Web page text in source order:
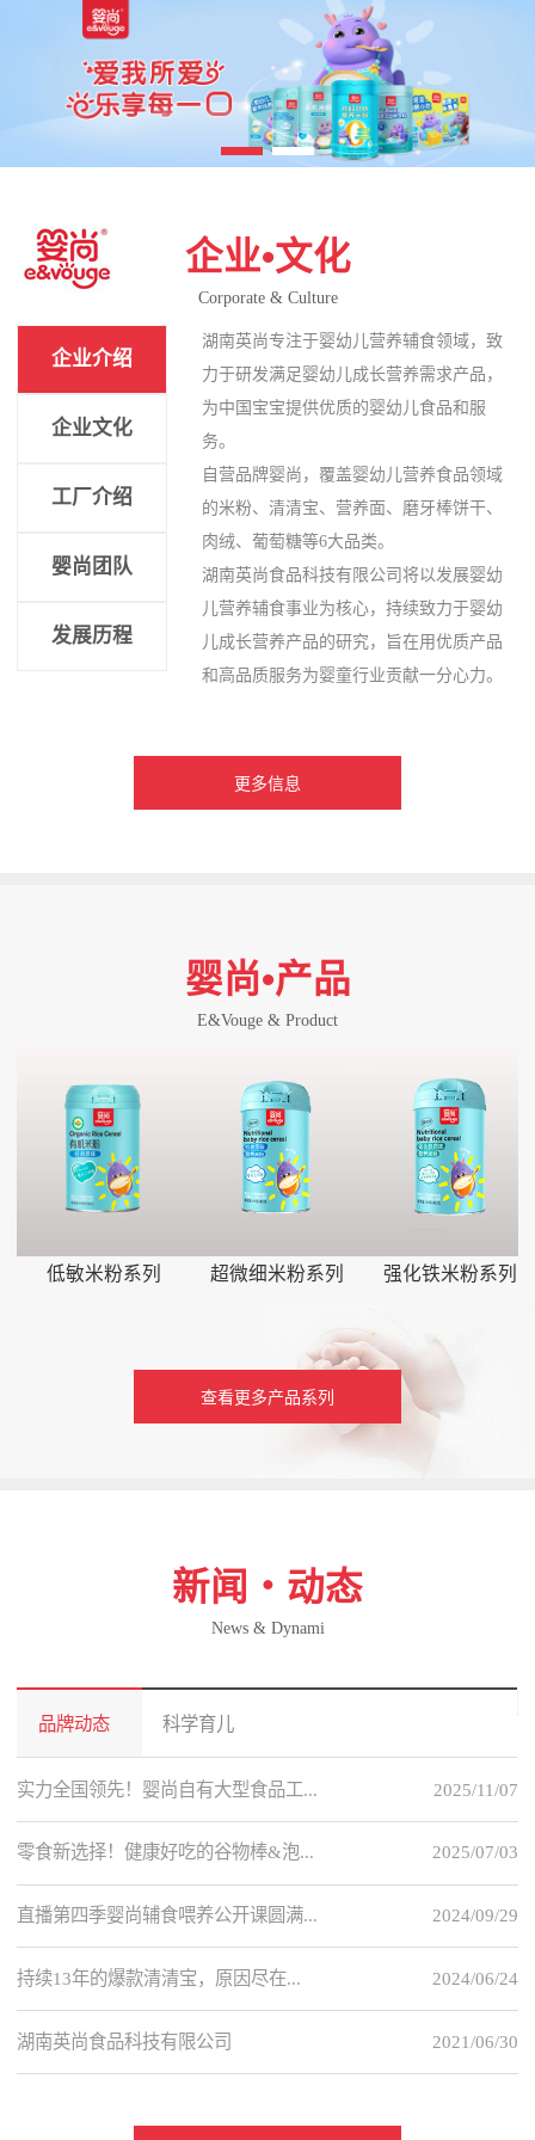
企业•文化
Corporate & Culture
企业介绍
企业文化
工厂介绍
婴尚团队
发展历程
湖南英尚专注于婴幼儿营养辅食领域，致
力于研发满足婴幼儿成长营养需求产品，
为中国宝宝提供优质的婴幼儿食品和服
务。
自营品牌婴尚，覆盖婴幼儿营养食品领域
的米粉、清清宝、营养面、磨牙棒饼干、
肉绒、葡萄糖等6大品类。
湖南英尚食品科技有限公司将以发展婴幼
儿营养辅食事业为核心，持续致力于婴幼
儿成长营养产品的研究，旨在用优质产品
和高品质服务为婴童行业贡献一分心力。
更多信息
婴尚•产品
E&Vouge & Product
低敏米粉系列 超微细米粉系列 强化铁米粉系列
查看更多产品系列
新闻・动态
News & Dynami
品牌动态 科学育儿
2025/11/07
实力全国领先！婴尚自有大型食品工...
2025/07/03
零食新选择！健康好吃的谷物棒&泡...
2024/09/29
直播第四季婴尚辅食喂养公开课圆满...
2024/06/24
持续13年的爆款清清宝，原因尽在...
2021/06/30
湖南英尚食品科技有限公司